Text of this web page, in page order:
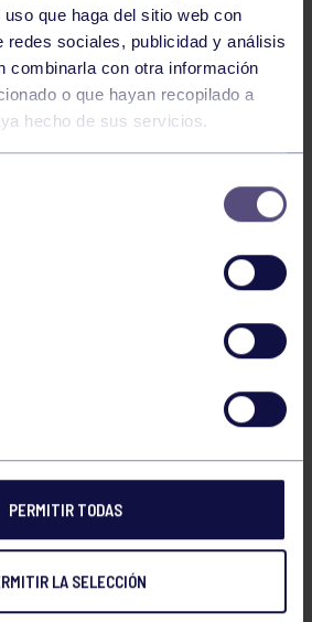
que haga del sitio web con
redes sociales, publicidad y análisis
combinarla con otra información
o que hayan recopilado a
hecho de sus servicios.
PERMITIR TODAS
LA SELECCIÓN